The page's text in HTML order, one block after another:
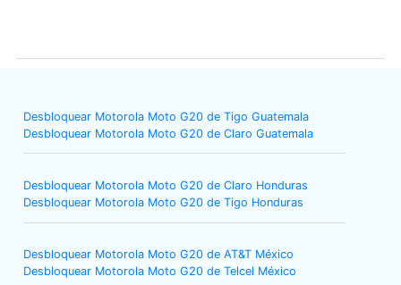
Desbloquear Motorola Moto G20 de Tigo Guatemala
Desbloquear Motorola Moto G20 de Claro Guatemala
Desbloquear Motorola Moto G20 de Claro Honduras
Desbloquear Motorola Moto G20 de Tigo Honduras
Desbloquear Motorola Moto G20 de AT&T México
Desbloquear Motorola Moto G20 de Telcel México